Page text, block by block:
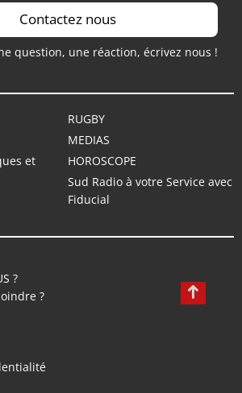
Contactez nous
question, une réaction, écrivez nous !
RUGBY
MEDIAS
et
HOROSCOPE
Sud Radio à votre Service avec
Fiducial
?
?